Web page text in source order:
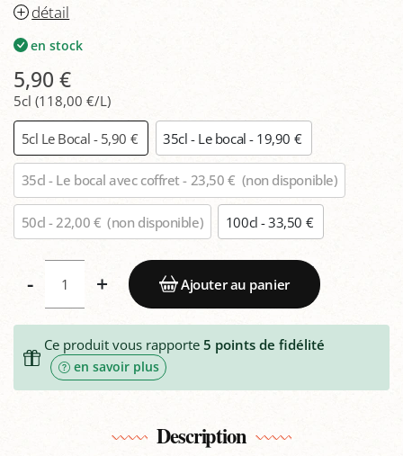
détail
en stock
5,90 €
5cl (118,00 €/L)
5cl Le Bocal - 5,90 € 35cl - Le bocal - 19,90 €
35cl - Le bocal avec coffret - 23,50 € (non disponible)
50cl - 22,00 € (non disponible) 100cl - 33,50 €
- + Ajouter au panier
Ce produit vous rapporte 5 points de fidélité
en savoir plus
Description